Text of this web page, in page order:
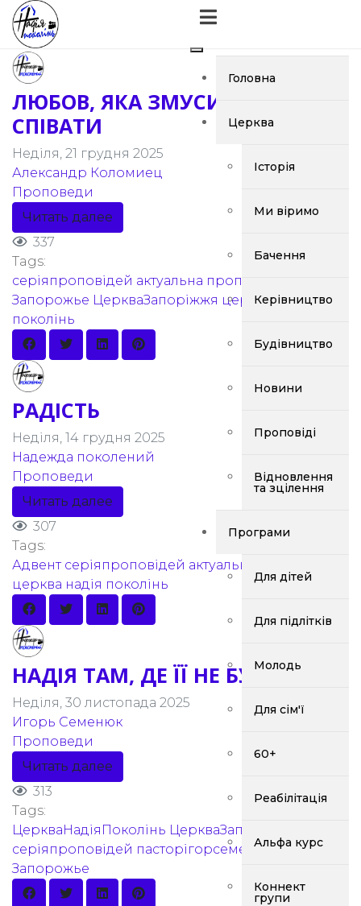
Головна
Церква
Історія
Ми віримо
Бачення
Керівництво
Будівництво
Новини
Проповіді
Відновлення
та зцілення
Програми
Для дітей
Для підлітків
Молодь
Для сім'ї
60+
Реабілітація
Альфа курс
Коннект
групи
ЛЮБОВ, ЯКА ЗМУСИЛА НЕБО
СПІВАТИ
Неділя, 21 грудня 2025
Александр Коломиец
Проповеди
Читать далее
337
Tags:
серіяпроповідей актуальна проповідь
Запорожье ЦеркваЗапоріжжя церква надія
поколінь
РАДІСТЬ
Неділя, 14 грудня 2025
Надежда поколений
Проповеди
Читать далее
307
Tags:
Адвент серіяпроповідей актуальнапроповідь
церква надія поколінь
НАДІЯ ТАМ, ДЕ ЇЇ НЕ БУЛО...
Неділя, 30 листопада 2025
Игорь Семенюк
Проповеди
Читать далее
313
Tags:
ЦеркваНадіяПоколінь ЦеркваЗапоріжжя
серіяпроповідей пасторігорсеменюк Адвент в
Запорожье